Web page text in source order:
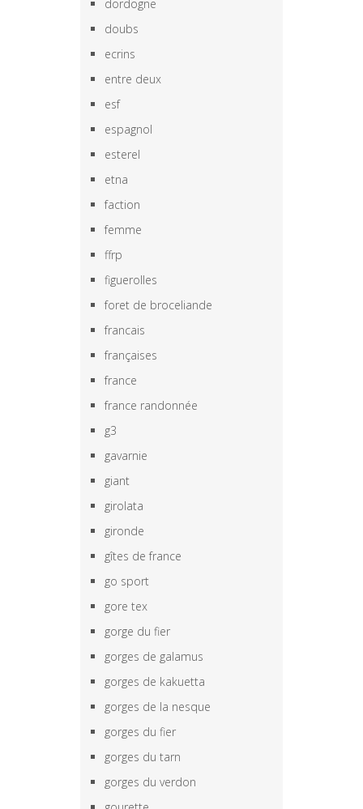
dordogne
doubs
ecrins
entre deux
esf
espagnol
esterel
etna
faction
femme
ffrp
figuerolles
foret de broceliande
francais
françaises
france
france randonnée
g3
gavarnie
giant
girolata
gironde
gîtes de france
go sport
gore tex
gorge du fier
gorges de galamus
gorges de kakuetta
gorges de la nesque
gorges du fier
gorges du tarn
gorges du verdon